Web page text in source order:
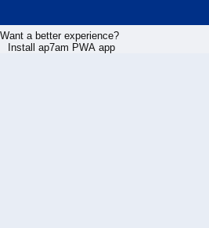
Want a better experience?
Install ap7am PWA app